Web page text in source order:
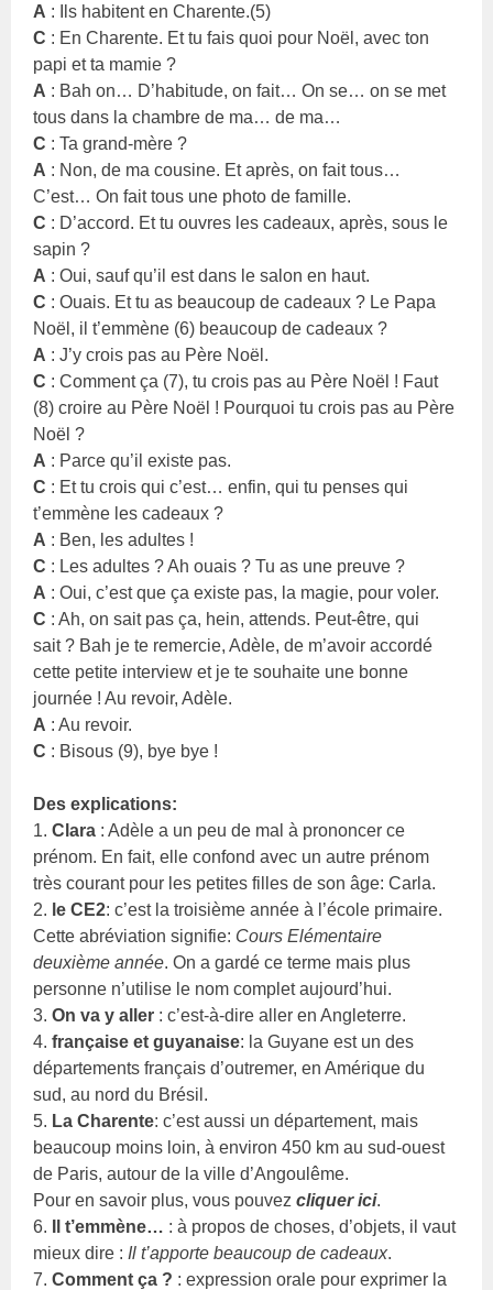
A : Ils habitent en Charente.(5)
C : En Charente. Et tu fais quoi pour Noël, avec ton
papi et ta mamie ?
A : Bah on… D’habitude, on fait… On se… on se met
tous dans la chambre de ma… de ma…
C : Ta grand-mère ?
A : Non, de ma cousine. Et après, on fait tous…
C’est… On fait tous une photo de famille.
C : D’accord. Et tu ouvres les cadeaux, après, sous le
sapin ?
A : Oui, sauf qu’il est dans le salon en haut.
C : Ouais. Et tu as beaucoup de cadeaux ? Le Papa
Noël, il t’emmène (6) beaucoup de cadeaux ?
A : J’y crois pas au Père Noël.
C : Comment ça (7), tu crois pas au Père Noël ! Faut
(8) croire au Père Noël ! Pourquoi tu crois pas au Père
Noël ?
A : Parce qu’il existe pas.
C : Et tu crois qui c’est… enfin, qui tu penses qui
t’emmène les cadeaux ?
A : Ben, les adultes !
C : Les adultes ? Ah ouais ? Tu as une preuve ?
A : Oui, c’est que ça existe pas, la magie, pour voler.
C : Ah, on sait pas ça, hein, attends. Peut-être, qui
sait ? Bah je te remercie, Adèle, de m’avoir accordé
cette petite interview et je te souhaite une bonne
journée ! Au revoir, Adèle.
A : Au revoir.
C : Bisous (9), bye bye !
Des explications:
1.Clara : Adèle a un peu de mal à prononcer ce
prénom. En fait, elle confond avec un autre prénom
très courant pour les petites filles de son âge: Carla.
2. le CE2: c’est la troisième année à l’école primaire.
Cette abréviation signifie: Cours Elémentaire
deuxième année. On a gardé ce terme mais plus
personne n’utilise le nom complet aujourd’hui.
3.On va y aller : c’est-à-dire aller en Angleterre.
4.française et guyanaise: la Guyane est un des
départements français d’outremer, en Amérique du
sud, au nord du Brésil.
5. La Charente: c’est aussi un département, mais
beaucoup moins loin, à environ 450 km au sud-ouest
de Paris, autour de la ville d’Angoulême.
Pour en savoir plus, vous pouvezcliquer ici.
6.
Il t’emmène… : à propos de choses, d’objets, il vaut
mieux dire : Il t’apporte beaucoup de cadeaux.
7.Comment ça ? : expression orale pour exprimer la